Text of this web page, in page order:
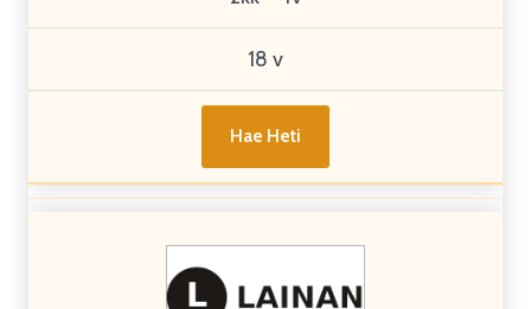
18 v
Hae Heti